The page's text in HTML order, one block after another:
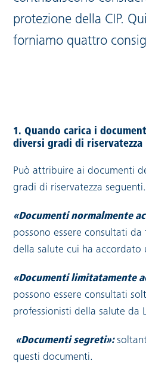
protezione della CIP.
forniamo quattro
1. Quando carica i
diversi gradi di riservatezza
Può attribuire ai documenti
gradi di riservatezza seguenti.
«Documenti normalmente
possono essere consultati
della salute cui ha accordato
«Documenti limitatamente
possono essere consultati
professionisti della salute da
«Documenti segreti»:
questi documenti.